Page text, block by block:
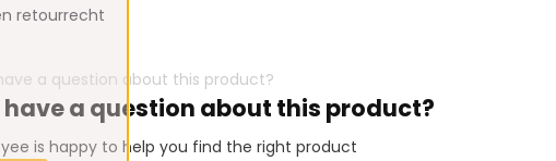
retourrecht
have a question about this product?
is happy to help you find the right product